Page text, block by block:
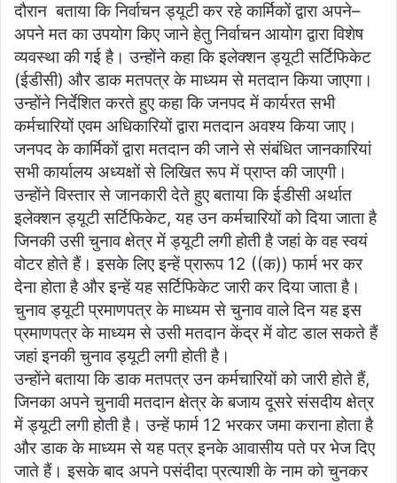
दौरान बताया कि निर्वाचन ड्यूटी कर रहे कार्मिकों द्वारा अपने–
अपने मत का उपयोग किए जाने हेतु निर्वाचन आयोग द्वारा विशेष
व्यवस्था की गई है। उन्होंने कहा कि इलेक्शन ड्यूटी सर्टिफिकेट
(ईडीसी) और डाक मतपत्र के माध्यम से मतदान किया जाएगा।
उन्होंने निर्देशित करते हुए कहा कि जनपद में कार्यरत सभी
कर्मचारियों एवम अधिकारियों द्वारा मतदान अवश्य किया जाए।
जनपद के कार्मिकों द्वारा मतदान की जाने से संबंधित जानकारियां
सभी कार्यालय अध्यक्षों से लिखित रूप में प्राप्त की जाएगी।
उन्होंने विस्तार से जानकारी देते हुए बताया कि ईडीसी अर्थात
इलेक्शन ड्यूटी सर्टिफिकेट, यह उन कर्मचारियों को दिया जाता है
जिनकी उसी चुनाव क्षेत्र में ड्यूटी लगी होती है जहां के वह स्वयं
वोटर होते हैं। इसके लिए इन्हें प्रारूप 12 ((क)) फार्म भर कर
देना होता है और इन्हें यह सर्टिफिकेट जारी कर दिया जाता है।
चुनाव ड्यूटी प्रमाणपत्र के माध्यम से चुनाव वाले दिन यह इस
प्रमाणपत्र के माध्यम से उसी मतदान केंद्र में वोट डाल सकते हैं
जहां इनकी चुनाव ड्यूटी लगी होती है।
उन्होंने बताया कि डाक मतपत्र उन कर्मचारियों को जारी होते हैं,
जिनका अपने चुनावी मतदान क्षेत्र के बजाय दूसरे संसदीय क्षेत्र
में ड्यूटी लगी होती है। उन्हें फार्म 12 भरकर जमा कराना होता है
और डाक के माध्यम से यह पत्र इनके आवासीय पते पर भेज दिए
जाते हैं। इसके बाद अपने पसंदीदा प्रत्याशी के नाम को चुनकर